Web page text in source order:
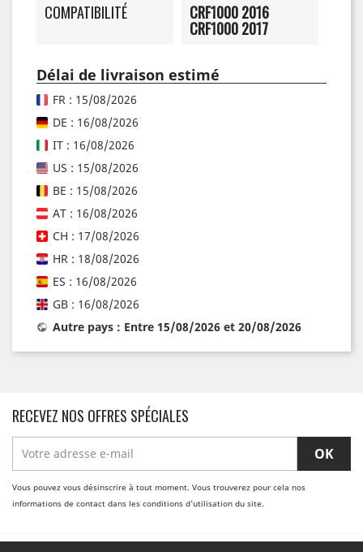
COMPATIBILITÉ
CRF1000 2016
CRF1000 2017
Délai de livraison estimé
FR : 15/08/2026
DE : 16/08/2026
IT : 16/08/2026
US : 15/08/2026
BE : 15/08/2026
AT : 16/08/2026
CH : 17/08/2026
HR : 18/08/2026
ES : 16/08/2026
GB : 16/08/2026
Autre pays : Entre 15/08/2026 et 20/08/2026
RECEVEZ NOS OFFRES SPÉCIALES
Vous pouvez vous désinscrire à tout moment. Vous trouverez pour cela nos
informations de contact dans les conditions d'utilisation du site.